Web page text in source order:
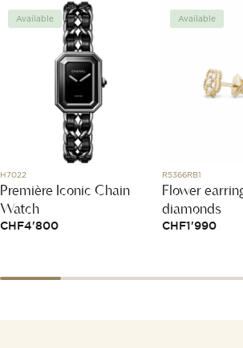
Available
H7022
Première Iconic Chain
Watch
CHF4'800
Available
R5366RB1
Flower
diamonds
CHF1'990